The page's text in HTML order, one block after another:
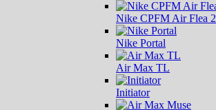
Nike CPFM Air Flea 2
Nike Portal
Air Max TL
Initiator